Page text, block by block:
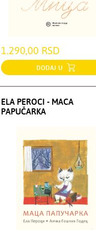
1.290,00 RSD
DODAJ U
ELA PEROCI - MACA
PAPUČARKA